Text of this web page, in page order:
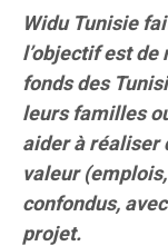
Widu Tunisie
l’objectif est
fonds des
leurs familles
aider à réaliser
valeur
confondus,
projet.